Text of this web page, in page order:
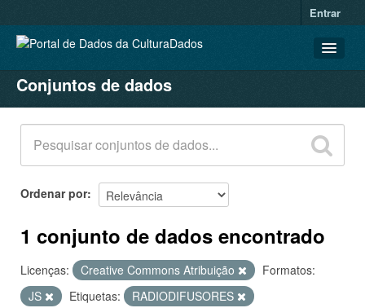
Entrar
CONJUNTOS DE DADOS
ORGANIZAÇÕES
GRUPOS
SOBRE
Conjuntos de dados
Ordenar por
1 conjunto de dados encontrado
Licenças: Creative Commons Atribuição
Formatos:
JS
Etiquetas:
RADIODIFUSORES